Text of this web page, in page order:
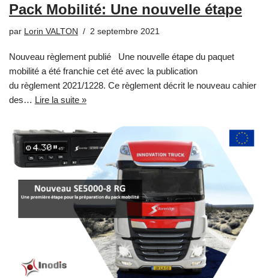
Pack Mobilité: Une nouvelle étape
par Lorin VALTON 2 septembre 2021
Nouveau règlement publié Une nouvelle étape du paquet
mobilité a été franchie cet été avec la publication
du règlement 2021/1228. Ce règlement décrit le nouveau cahier
des… Lire la suite »